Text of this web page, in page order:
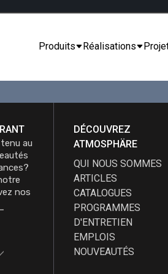
Produits Réalisations
au
nos
DÉCOUVREZ
ATMOSPHÄRE
QUI NOUS SOMMES
ARTICLES
CATALOGUES
PROGRAMMES
D'ENTRETIEN
EMPLOIS
NOUVEAUTÉS